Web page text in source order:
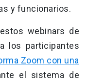
y funcionarios.
webinars de
los participantes
Zoom con una
el sistema de